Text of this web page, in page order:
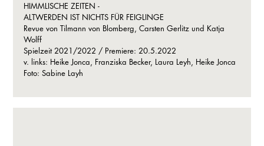
HIMMLISCHE ZEITEN -
ALTWERDEN IST NICHTS FÜR FEIGLINGE
Revue von Tilmann von Blomberg, Carsten Gerlitz und Katja
Wolff
Spielzeit 2021/2022 / Premiere: 20.5.2022
v. links: Heike Jonca, Franziska Becker, Laura Leyh, Heike Jonca
Foto: Sabine Layh